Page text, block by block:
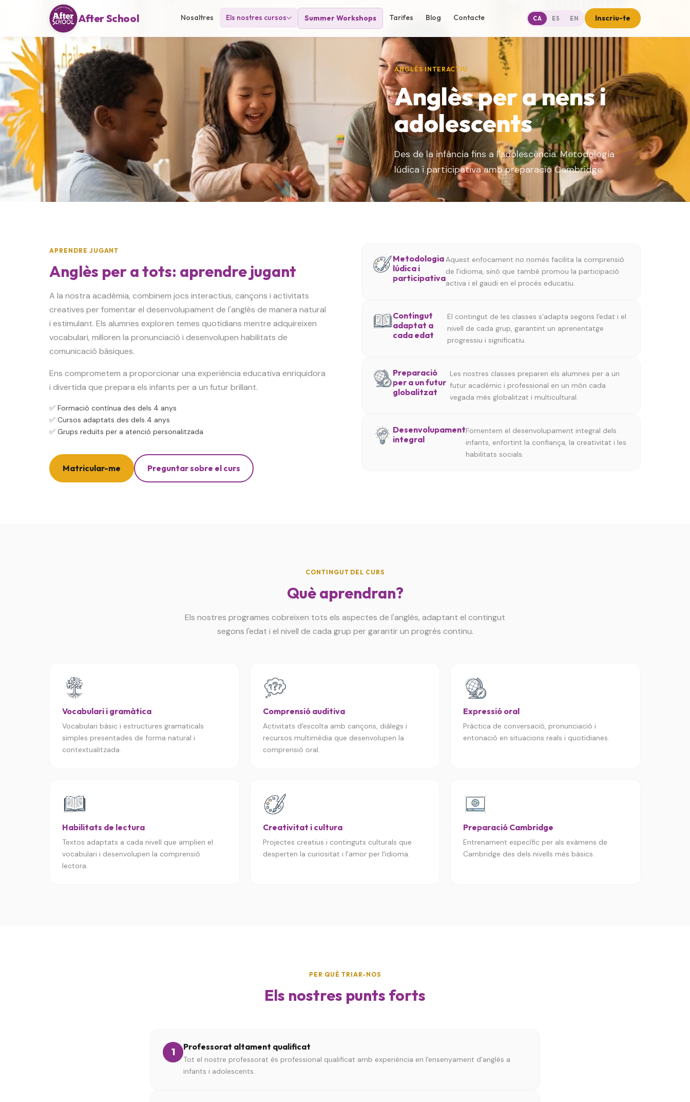
After School Nosaltres Els nostres cursos Summer Workshops Tarifes Blog Contacte CA ES EN Inscriu-te
ANGLÈS INTERACTIU
Anglès per a nens i
adolescents
Des de la infància fins a l'adolescència. Metodologia
lúdica i participativa amb preparació Cambridge.
APRENDRE JUGANT
Anglès per a tots: aprendre jugant
A la nostra acadèmia, combinem jocs interactius, cançons i activitats
creatives per fomentar el desenvolupament de l'anglès de manera natural
i estimulant. Els alumnes exploren temes quotidians mentre adquireixen
vocabulari, milloren la pronunciació i desenvolupen habilitats de
comunicació bàsiques.
Ens comprometem a proporcionar una experiència educativa enriquidora
i divertida que prepara els infants per a un futur brillant.
✅ Formació contínua des dels 4 anys
✅ Cursos adaptats des dels 4 anys
✅ Grups reduïts per a atenció personalitzada
Matricular-me Preguntar sobre el curs
Metodologia
lúdica i
participativa
Aquest enfocament no només facilita la comprensió
de l'idioma, sinó que també promou la participació
activa i el gaudi en el procés educatiu.
Contingut
adaptat a
cada edat
El contingut de les classes s'adapta segons l'edat i el
nivell de cada grup, garantint un aprenentatge
progressiu i significatiu.
Preparació
per a un futur
globalitzat
Les nostres classes preparen els alumnes per a un
futur acadèmic i professional en un món cada
vegada més globalitzat i multicultural.
Desenvolupament
integral
Fomentem el desenvolupament integral dels
infants, enfortint la confiança, la creativitat i les
habilitats socials.
CONTINGUT DEL CURS
Què aprendran?
Els nostres programes cobreixen tots els aspectes de l'anglès, adaptant el contingut
segons l'edat i el nivell de cada grup per garantir un progrés continu.
Vocabulari i gramàtica
Vocabulari bàsic i estructures gramaticals
simples presentades de forma natural i
contextualitzada.
Comprensió auditiva
Activitats d'escolta amb cançons, diàlegs i
recursos multimèdia que desenvolupen la
comprensió oral.
Expressió oral
Pràctica de conversació, pronunciació i
entonació en situacions reals i quotidianes.
Habilitats de lectura
Textos adaptats a cada nivell que amplien el
vocabulari i desenvolupen la comprensió
lectora.
Creativitat i cultura
Projectes creatius i continguts culturals que
desperten la curiositat i l'amor per l'idioma.
Preparació Cambridge
Entrenament específic per als exàmens de
Cambridge des dels nivells més bàsics.
PER QUÈ TRIAR-NOS
Els nostres punts forts
1 Professorat altament qualificat
Tot el nostre professorat és professional qualificat amb experiència en l'ensenyament d'anglès a
infants i adolescents.